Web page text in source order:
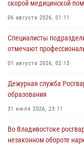
скорой медицинской
06 августа 2026, 01:11
Специалисты
отмечают
01 августа 2026, 02:13
Дежурная служба
образования
31 июля 2026, 23:11
Во Владивостоке
незаконном обороте